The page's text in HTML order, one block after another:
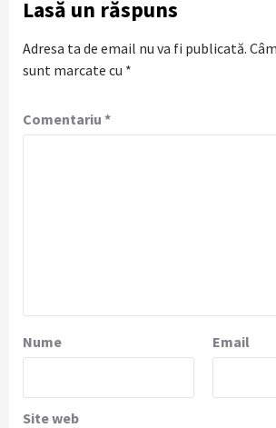
Lasă un răspuns
Adresa ta de email nu va fi publicată.
sunt marcate cu *
Comentariu *
Nume Email
Site web